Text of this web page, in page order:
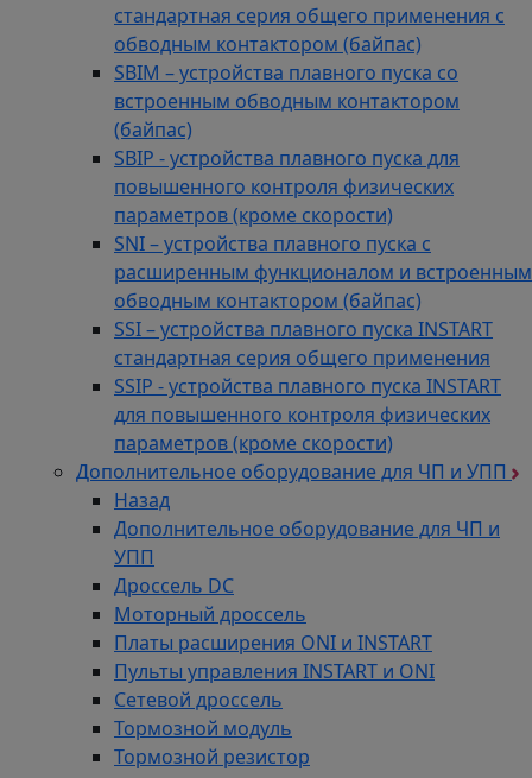
стандартная серия общего применения с
обводным контактором (байпас)
SBIM – устройства плавного пуска со
встроенным обводным контактором
(байпас)
SBIP - устройства плавного пуска для
повышенного контроля физических
параметров (кроме скорости)
SNI – устройства плавного пуска с
расширенным функционалом и встроенным
обводным контактором (байпас)
SSI – устройства плавного пуска INSTART
стандартная серия общего применения
SSIP - устройства плавного пуска INSTART
для повышенного контроля физических
параметров (кроме скорости)
Дополнительное оборудование для ЧП и УПП
Назад
Дополнительное оборудование для ЧП и
УПП
Дроссель DC
Моторный дроссель
Платы расширения ONI и INSTART
Пульты управления INSTART и ONI
Сетевой дроссель
Тормозной модуль
Тормозной резистор